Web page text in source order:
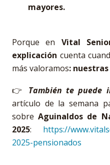
mayores.
Porque en Vital
explicación cuenta
más valoramos:
👉 También te puede
artículo de la semana
sobreAguinaldos de
2025: https://
2025-pensionados